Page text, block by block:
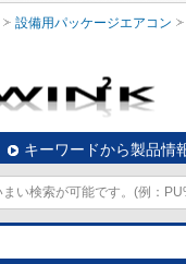
設備用パッケージエアコン
キーワードから製品情